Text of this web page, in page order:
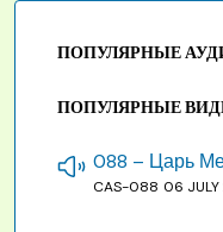
ПОПУЛЯРНЫЕ
ПОПУЛЯРНЫЕ
CAS-088 06